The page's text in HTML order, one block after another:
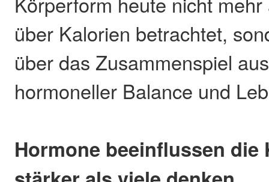
über Kalorien betrachtet,
über das Zusammenspiel
hormoneller Balance und
Hormone beeinflussen die